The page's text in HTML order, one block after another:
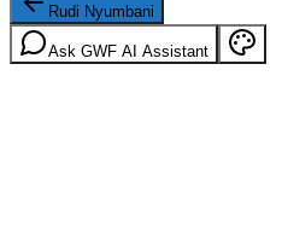
Rudi Nyumbani
Ask GWF AI Assistant